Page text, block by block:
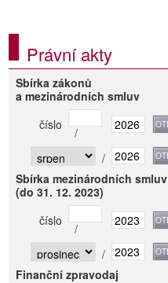
Právní akty
Sbírka zákonů
a mezinárodních smluv
číslo
/
/
Sbírka mezinárodních smluv
(do 31. 12. 2023)
číslo
/
/
Finanční zpravodaj